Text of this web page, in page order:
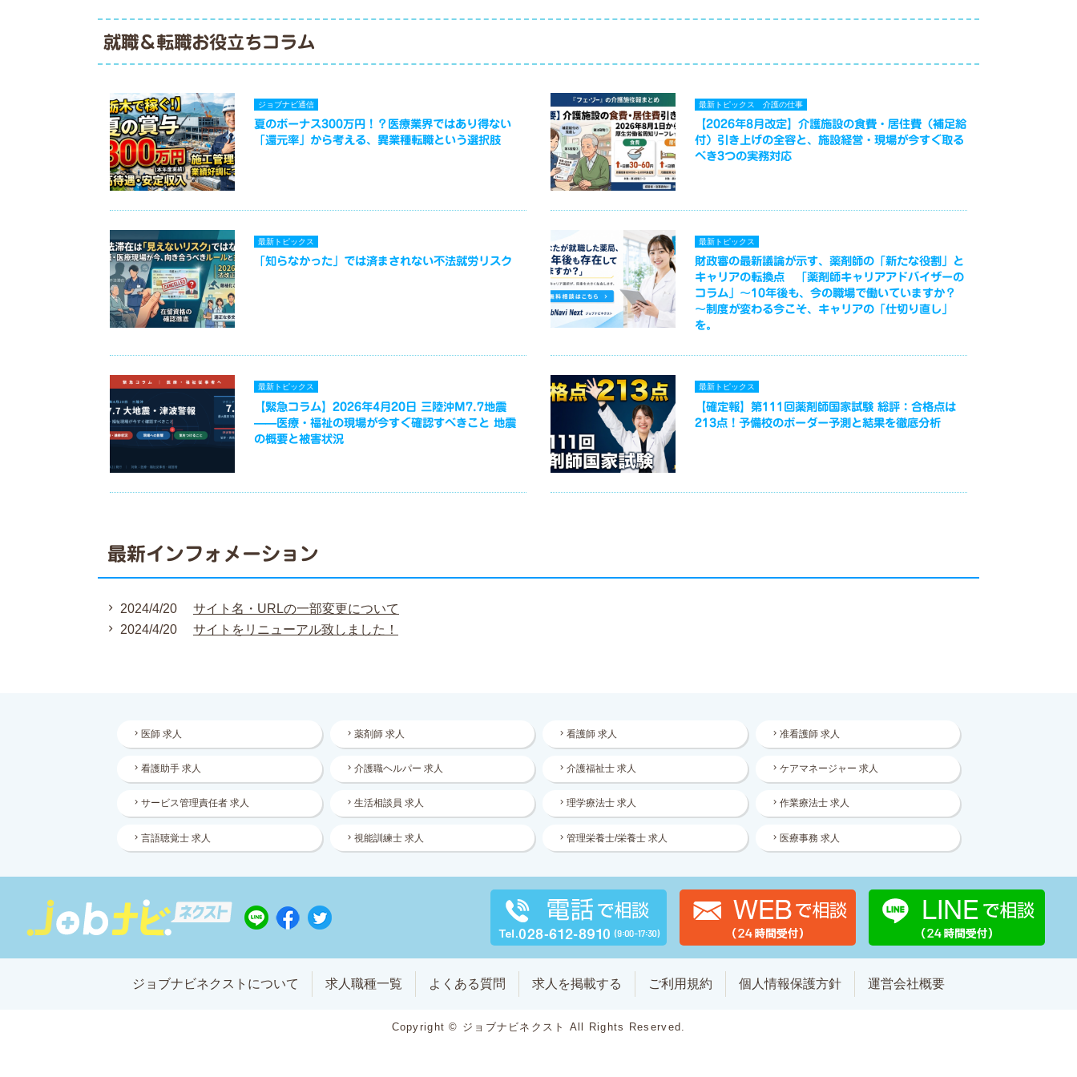
就職＆転職お役立ちコラム
ジョブナビ通信
夏のボーナス300万円！？医療業界ではあり得ない
「還元率」から考える、異業種転職という選択肢
最新トピックス 介護の仕事
【2026年8月改定】介護施設の食費・居住費（補足給
付）引き上げの全容と、施設経営・現場が今すぐ取る
べき3つの実務対応
最新トピックス
「知らなかった」では済まされない不法就労リスク
最新トピックス
財政審の最新議論が示す、薬剤師の「新たな役割」と
キャリアの転換点 「薬剤師キャリアアドバイザーの
コラム」～10年後も、今の職場で働いていますか？
～制度が変わる今こそ、キャリアの「仕切り直し」
を。
最新トピックス
【緊急コラム】2026年4月20日 三陸沖M7.7地震
——医療・福祉の現場が今すぐ確認すべきこと 地震
の概要と被害状況
最新トピックス
【確定報】第111回薬剤師国家試験 総評：合格点は
213点！予備校のボーダー予測と結果を徹底分析
最新インフォメーション
2024/4/20
サイト名・URLの一部変更について
2024/4/20
サイトをリニューアル致しました！
医師 求人 薬剤師 求人 看護師 求人 准看護師 求人
看護助手 求人 介護職ヘルパー 求人 介護福祉士 求人 ケアマネージャー 求人
サービス管理責任者 求人 生活相談員 求人 理学療法士 求人 作業療法士 求人
言語聴覚士 求人 視能訓練士 求人 管理栄養士/栄養士 求人 医療事務 求人
ジョブナビネクストについて 求人職種一覧 よくある質問 求人を掲載する ご利用規約 個人情報保護方針 運営会社概要
Copyright © ジョブナビネクスト All Rights Reserved.